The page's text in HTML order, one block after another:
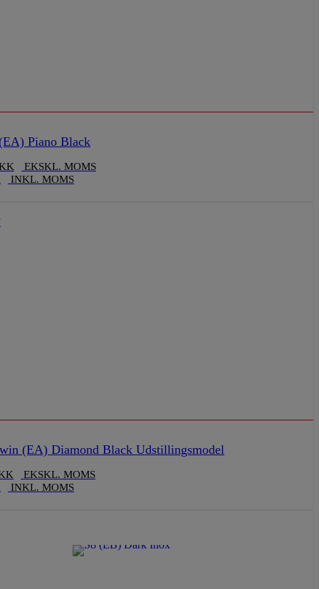
Piano Black
EKSKL. MOMS
INKL. MOMS
(EA) Diamond Black Udstillingsmodel
EKSKL. MOMS
INKL. MOMS